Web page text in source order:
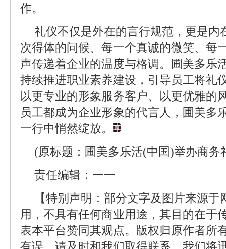
作。
礼仪不仅是外在的言行规范，更是内
次得体的问候、每一个真诚的微笑、每
声传递着企业的温度与格调。圃美多乐
持续推进职业素养建设，引导员工将礼
以更专业的形象服务客户、以更优雅的
员工都成为企业形象的代言人，圃美多
一行中悄然绽放。
(原标题：圃美多乐活(中国)举办商务
责任编辑：一一
【特别声明：部分文字及图片来源
用，不具有任何商业用途，其目的在于
表本平台赞同其观点。版权归原作者所